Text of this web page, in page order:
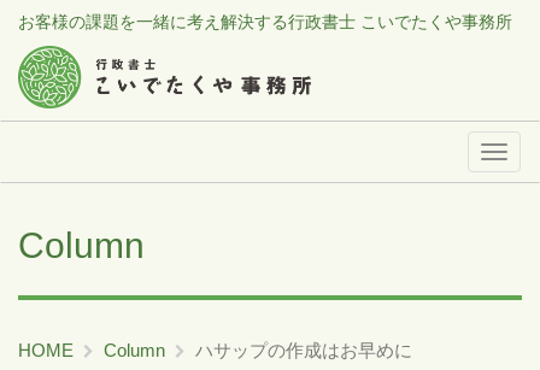
お客様の課題を一緒に考え解決する行政書士 こいでたくや事務所
メ
Column
HOME Column ハサップの作成はお早めに